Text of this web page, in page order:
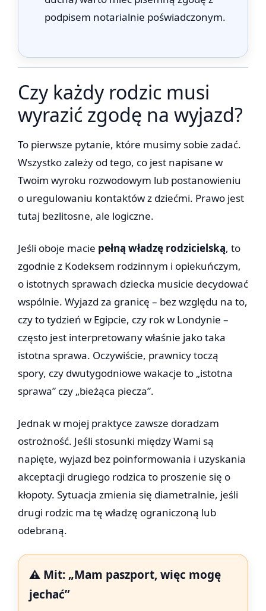
podpisem notarialnie poświadczonym.
Czy każdy rodzic musi
wyrazić zgodę na wyjazd?
To pierwsze pytanie, które musimy sobie zadać.
Wszystko zależy od tego, co jest napisane w
Twoim wyroku rozwodowym lub postanowieniu
o uregulowaniu kontaktów z dziećmi. Prawo jest
tutaj bezlitosne, ale logiczne.
Jeśli oboje macie pełną władzę rodzicielską, to
zgodnie z Kodeksem rodzinnym i opiekuńczym,
o istotnych sprawach dziecka musicie decydować
wspólnie. Wyjazd za granicę – bez względu na to,
czy to tydzień w Egipcie, czy rok w Londynie –
często jest interpretowany właśnie jako taka
istotna sprawa. Oczywiście, prawnicy toczą
spory, czy dwutygodniowe wakacje to „istotna
sprawa” czy „bieżąca piecza”.
Jednak w mojej praktyce zawsze doradzam
ostrożność. Jeśli stosunki między Wami są
napięte, wyjazd bez poinformowania i uzyskania
akceptacji drugiego rodzica to proszenie się o
kłopoty. Sytuacja zmienia się diametralnie, jeśli
drugi rodzic ma tę władzę ograniczoną lub
odebraną.
⚠️ Mit: „Mam paszport, więc mogę
jechać”